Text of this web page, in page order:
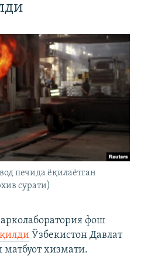
печида ёқилаётган
сурати)
фош
Ўзбекистон Давлат
хизмати.